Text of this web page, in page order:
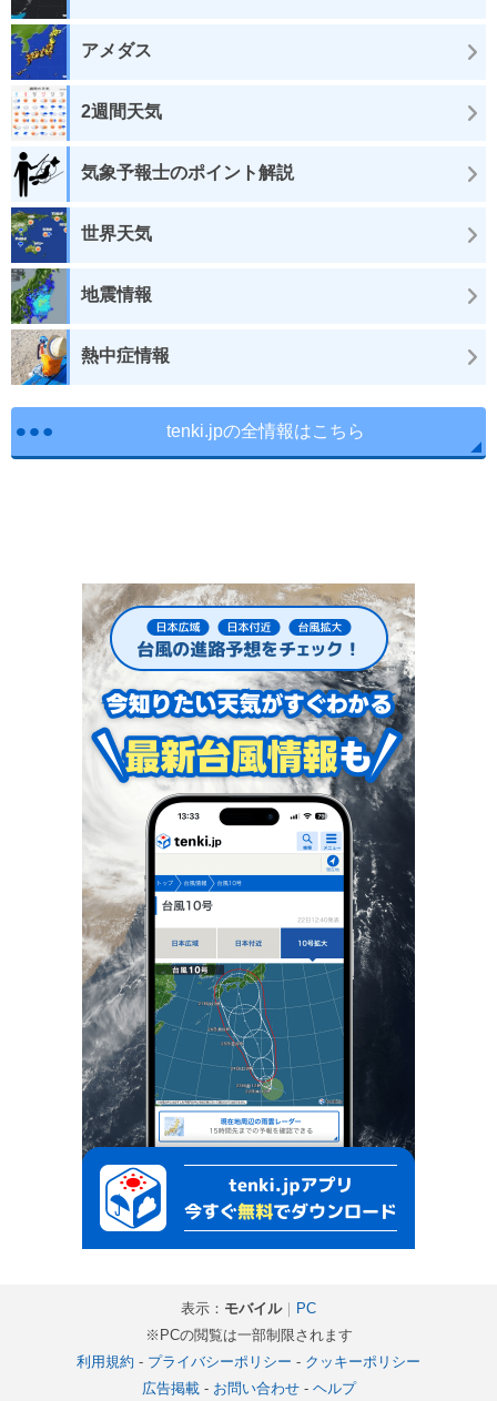
アメダス
2週間天気
気象予報士のポイント解説
世界天気
地震情報
熱中症情報
tenki.jpの全情報はこちら
表示： モバイル｜ PC
※PCの閲覧は一部制限されます
利用規約 - プライバシーポリシー - クッキーポリシー
広告掲載- お問い合わせ- ヘルプ